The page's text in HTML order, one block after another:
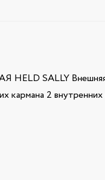
Внешняя
кармана 2